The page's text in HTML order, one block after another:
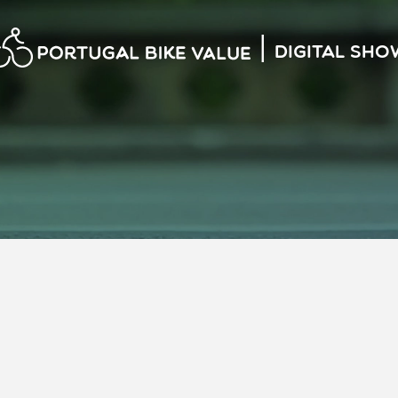
| Digital